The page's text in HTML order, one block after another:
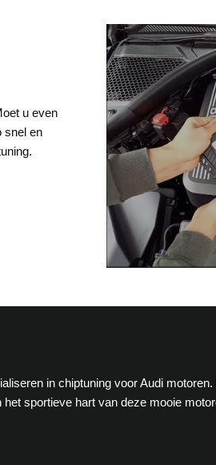
u even
snel en
in chiptuning voor Audi
sportieve hart van deze mooie